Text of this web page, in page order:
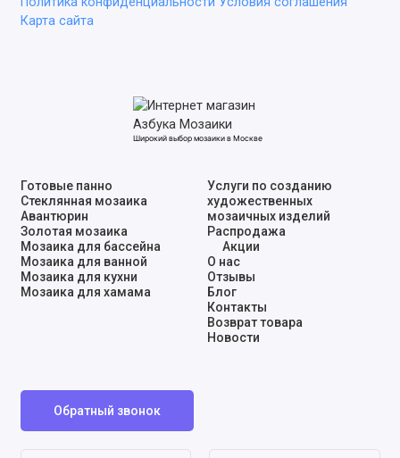
Карта сайта
Широкий выбор мозаики в Москве
Готовые панно
Стеклянная мозаика
Авантюрин
Золотая мозаика
Мозаика для бассейна
Мозаика для ванной
Мозаика для кухни
Мозаика для хамама
Услуги по созданию
художественных
мозаичных изделий
Распродажа
Акции
О нас
Отзывы
Блог
Контакты
Возврат товара
Новости
Обратный звонок